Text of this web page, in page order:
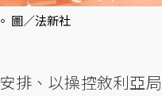
圖／法新社
排、以操控敘利亞局